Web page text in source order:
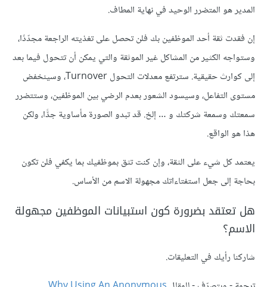
المدير هو المتضرر الوحيد في نهاية المطاف.
إن فقدت ثقة أحد الموظفين بك فلن تحصل على تغذيته الراجعة مجدّدًا،
وستواجه الكثير من المشاكل غير الموثقة والتي يمكن أن تتحول فيما بعد
إلى كوارث حقيقية. سترتفع معدلات التحول Turnover، وسينخفض
مستوى التفاعل، وسيسود الشعور بعدم الرضي بين الموظفين، وستتضرر
سمعتك وسمعة شركتك و … إلخ. قد تبدو الصورة مأساوية جدًّا، ولكن
هذا هو الواقع.
يعتمد كل شيء على الثقة، وإن كنت تثق بموظفيك بما يكفي فلن تكون
بحاجة إلى جعل استفتاءاتك مجهولة الاسم من الأساس.
هل تعتقد بضرورة كون استبيانات الموظفين مجهولة
الاسم؟
شاركنا رأيك في التعليقات.